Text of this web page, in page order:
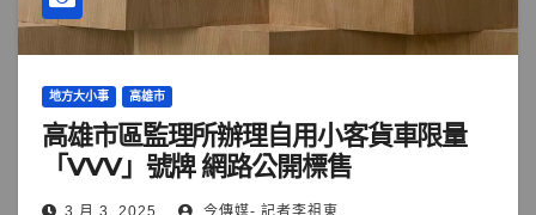
地方大小事 高雄市
高雄市區監理所辦理自用小客貨車限量
「VVV」號牌 網路公開標售
3 月 3, 2025 今傳媒- 記者李祖東